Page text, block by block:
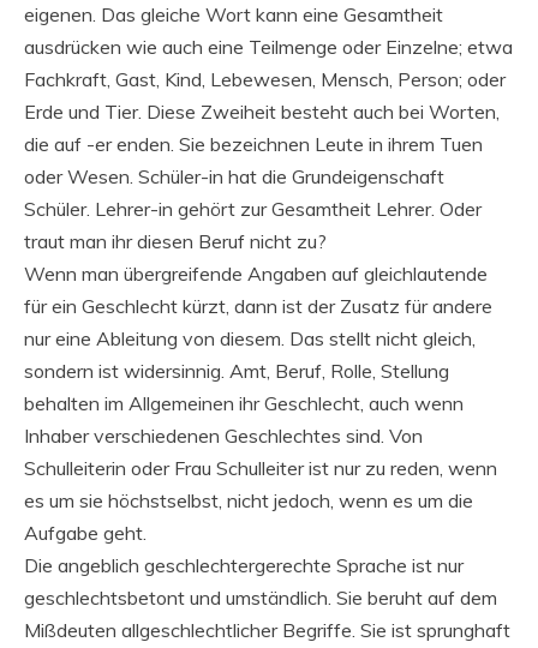
eigenen. Das gleiche Wort kann eine Gesamtheit
ausdrücken wie auch eine Teilmenge oder Einzelne; etwa
Fachkraft, Gast, Kind, Lebewesen, Mensch, Person; oder
Erde und Tier. Diese Zweiheit besteht auch bei Worten,
die auf -er enden. Sie bezeichnen Leute in ihrem Tuen
oder Wesen. Schüler-in hat die Grundeigenschaft
Schüler. Lehrer-in gehört zur Gesamtheit Lehrer. Oder
traut man ihr diesen Beruf nicht zu?
Wenn man übergreifende Angaben auf gleichlautende
für ein Geschlecht kürzt, dann ist der Zusatz für andere
nur eine Ableitung von diesem. Das stellt nicht gleich,
sondern ist widersinnig. Amt, Beruf, Rolle, Stellung
behalten im Allgemeinen ihr Geschlecht, auch wenn
Inhaber verschiedenen Geschlechtes sind. Von
Schulleiterin oder Frau Schulleiter ist nur zu reden, wenn
es um sie höchstselbst, nicht jedoch, wenn es um die
Aufgabe geht.
Die angeblich geschlechtergerechte Sprache ist nur
geschlechtsbetont und umständlich. Sie beruht auf dem
Mißdeuten allgeschlechtlicher Begriffe. Sie ist sprunghaft